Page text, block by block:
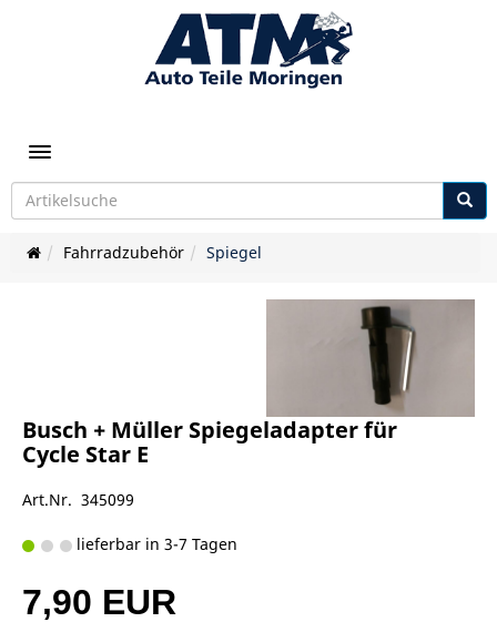
Toggle navigation
Fahrradzubehör Spiegel
Busch + Müller Spiegeladapter für
Cycle Star E
Art.Nr. 345099
lieferbar in 3-7 Tagen
7,90 EUR